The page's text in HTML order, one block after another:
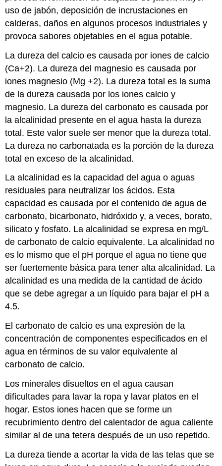
uso de jabón, deposición de incrustaciones en
calderas, daños en algunos procesos industriales y
provoca sabores objetables en el agua potable.
La dureza del calcio es causada por iones de calcio
(Ca+2). La dureza del magnesio es causada por
iones magnesio (Mg +2). La dureza total es la suma
de la dureza causada por los iones calcio y
magnesio. La dureza del carbonato es causada por
la alcalinidad presente en el agua hasta la dureza
total. Este valor suele ser menor que la dureza total.
La dureza no carbonatada es la porción de la dureza
total en exceso de la alcalinidad.
La alcalinidad es la capacidad del agua o aguas
residuales para neutralizar los ácidos. Esta
capacidad es causada por el contenido de agua de
carbonato, bicarbonato, hidróxido y, a veces, borato,
silicato y fosfato. La alcalinidad se expresa en mg/L
de carbonato de calcio equivalente. La alcalinidad no
es lo mismo que el pH porque el agua no tiene que
ser fuertemente básica para tener alta alcalinidad. La
alcalinidad es una medida de la cantidad de ácido
que se debe agregar a un líquido para bajar el pH a
4.5.
El carbonato de calcio es una expresión de la
concentración de componentes especificados en el
agua en términos de su valor equivalente al
carbonato de calcio.
Los minerales disueltos en el agua causan
dificultades para lavar la ropa y lavar platos en el
hogar. Estos iones hacen que se forme un
recubrimiento dentro del calentador de agua caliente
similar al de una tetera después de un uso repetido.
La dureza tiende a acortar la vida de las telas que se